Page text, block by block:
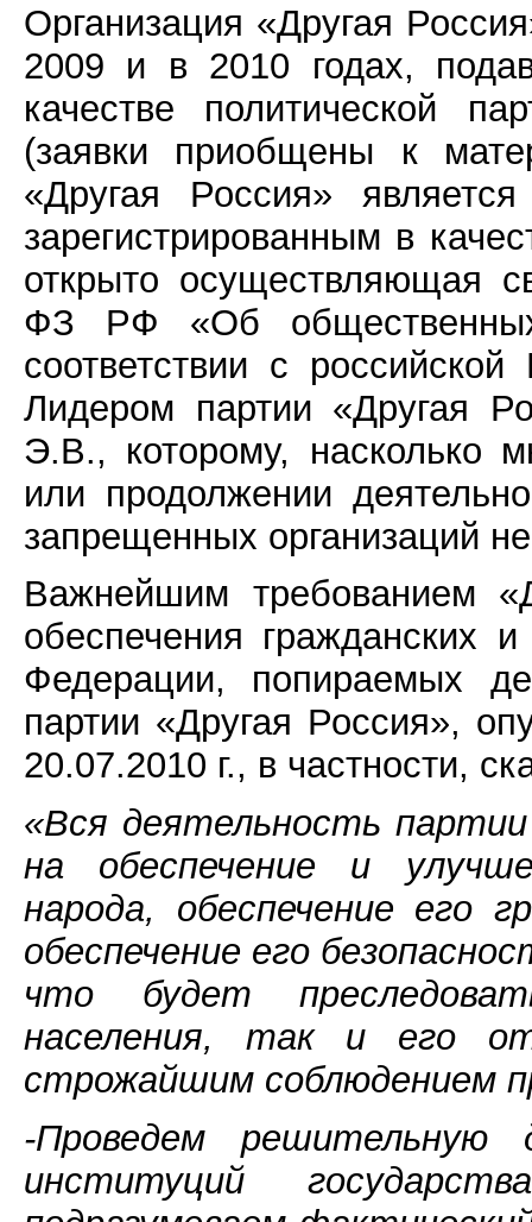
Организация «Другая
2009 и в 2010 годах,
качестве политической
(заявки приобщены к
«Другая Россия»
зарегистрированным в
открыто осуществляющая
ФЗ РФ «Об
соответствии с
Лидером партии «Другая
Э.В., которому, насколько
или продолжении
запрещенных организаций
Важнейшим требованием
обеспечения гражданских
Федерации, попираемых
партии «Другая Россия»,
20.07.2010 г., в частности,
«Вся деятельность
на обеспечение и
народа, обеспечение его
обеспечение его
что будет
населения, так и его
строжайшим соблюдением
-Проведем решительную
институций